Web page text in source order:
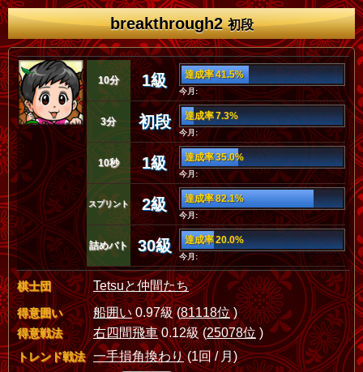
breakthrough2初段
10分 1級 達成率 41.5%
今月:
3分 初段 達成率 7.3%
今月:
10秒 1級 達成率 35.0%
今月:
スプリント 2級 達成率 82.1%
今月:
詰めバト 30級 達成率 20.0%
今月:
棋士団 Tetsuと仲間たち
得意囲い 船囲い0.97級 (81118位)
得意戦法 右四間飛車0.12級 (25078位 )
トレンド戦法 一手損角換わり(1回 / 月)